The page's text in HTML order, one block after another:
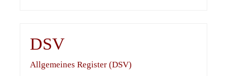
DSV
Allgemeines Register (DSV)